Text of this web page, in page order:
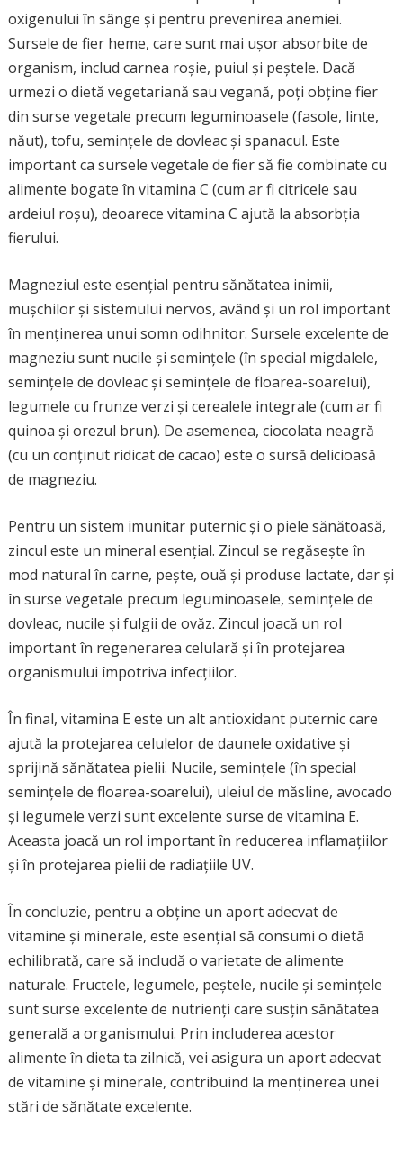
oxigenului în sânge și pentru prevenirea anemiei.
Sursele de fier heme, care sunt mai ușor absorbite de
organism, includ carnea roșie, puiul și peștele. Dacă
urmezi o dietă vegetariană sau vegană, poți obține fier
din surse vegetale precum leguminoasele (fasole, linte,
năut), tofu, semințele de dovleac și spanacul. Este
important ca sursele vegetale de fier să fie combinate cu
alimente bogate în vitamina C (cum ar fi citricele sau
ardeiul roșu), deoarece vitamina C ajută la absorbția
fierului.
Magneziul este esențial pentru sănătatea inimii,
mușchilor și sistemului nervos, având și un rol important
în menținerea unui somn odihnitor. Sursele excelente de
magneziu sunt nucile și semințele (în special migdalele,
semințele de dovleac și semințele de floarea-soarelui),
legumele cu frunze verzi și cerealele integrale (cum ar fi
quinoa și orezul brun). De asemenea, ciocolata neagră
(cu un conținut ridicat de cacao) este o sursă delicioasă
de magneziu.
Pentru un sistem imunitar puternic și o piele sănătoasă,
zincul este un mineral esențial. Zincul se regăsește în
mod natural în carne, pește, ouă și produse lactate, dar și
în surse vegetale precum leguminoasele, semințele de
dovleac, nucile și fulgii de ovăz. Zincul joacă un rol
important în regenerarea celulară și în protejarea
organismului împotriva infecțiilor.
În final, vitamina E este un alt antioxidant puternic care
ajută la protejarea celulelor de daunele oxidative și
sprijină sănătatea pielii. Nucile, semințele (în special
semințele de floarea-soarelui), uleiul de măsline, avocado
și legumele verzi sunt excelente surse de vitamina E.
Aceasta joacă un rol important în reducerea inflamațiilor
și în protejarea pielii de radiațiile UV.
În concluzie, pentru a obține un aport adecvat de
vitamine și minerale, este esențial să consumi o dietă
echilibrată, care să includă o varietate de alimente
naturale. Fructele, legumele, peștele, nucile și semințele
sunt surse excelente de nutrienți care susțin sănătatea
generală a organismului. Prin includerea acestor
alimente în dieta ta zilnică, vei asigura un aport adecvat
de vitamine și minerale, contribuind la menținerea unei
stări de sănătate excelente.